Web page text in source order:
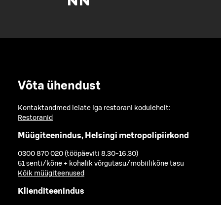
Võta ühendust
Kontaktandmed leiate iga restorani kodulehelt:
Restoranid
Müügiteenindus, Helsingi metropolipiirkond
0300 870 020 (tööpäeviti 8.30-16.30)
51 senti/kõne + kohalik võrgutasu/mobiilikõne tasu
Kõik müügiteenused
Klienditeenindus